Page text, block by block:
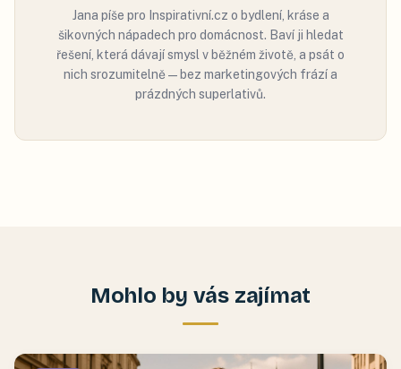
Jana píše pro Inspirativní.cz o bydlení, kráse a
šikovných nápadech pro domácnost. Baví ji hledat
řešení, která dávají smysl v běžném životě, a psát o
nich srozumitelně — bez marketingových frází a
prázdných superlativů.
Mohlo by vás zajímat